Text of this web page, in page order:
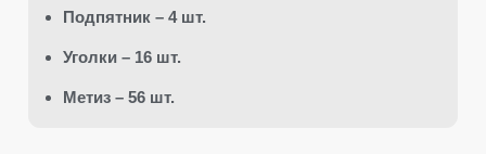
Подпятник – 4 шт.
Уголки – 16 шт.
Метиз – 56 шт.